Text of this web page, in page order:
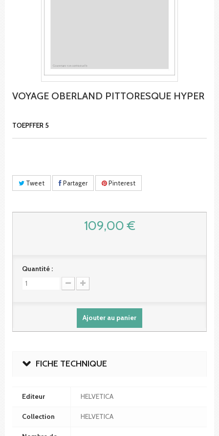
VOYAGE OBERLAND PITTORESQUE HYPER
TOEPFFER 5
Tweet Partager Pinterest
109,00 €
Quantité :
Ajouter au panier
FICHE TECHNIQUE
Editeur HELVETICA
Collection HELVETICA